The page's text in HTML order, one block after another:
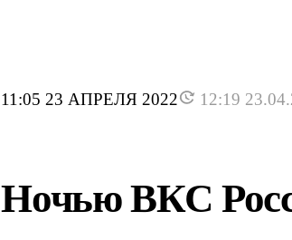
11:05 23 АПРЕЛЯ 2022 12:19
Ночью ВКС